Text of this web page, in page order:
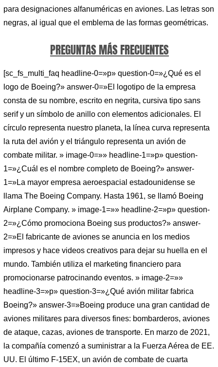
para designaciones alfanuméricas en aviones. Las letras son
negras, al igual que el emblema de las formas geométricas.
PREGUNTAS MÁS FRECUENTES
[sc_fs_multi_faq headline-0=»p» question-0=»¿Qué es el
logo de Boeing?» answer-0=»El logotipo de la empresa
consta de su nombre, escrito en negrita, cursiva tipo sans
serif y un símbolo de anillo con elementos adicionales. El
círculo representa nuestro planeta, la línea curva representa
la ruta del avión y el triángulo representa un avión de
combate militar. » image-0=»» headline-1=»p» question-
1=»¿Cuál es el nombre completo de Boeing?» answer-
1=»La mayor empresa aeroespacial estadounidense se
llama The Boeing Company. Hasta 1961, se llamó Boeing
Airplane Company. » image-1=»» headline-2=»p» question-
2=»¿Cómo promociona Boeing sus productos?» answer-
2=»El fabricante de aviones se anuncia en los medios
impresos y hace videos creativos para dejar su huella en el
mundo. También utiliza el marketing financiero para
promocionarse patrocinando eventos. » image-2=»»
headline-3=»p» question-3=»¿Qué avión militar fabrica
Boeing?» answer-3=»Boeing produce una gran cantidad de
aviones militares para diversos fines: bombarderos, aviones
de ataque, cazas, aviones de transporte. En marzo de 2021,
la compañía comenzó a suministrar a la Fuerza Aérea de EE.
UU. El último F-15EX, un avión de combate de cuarta